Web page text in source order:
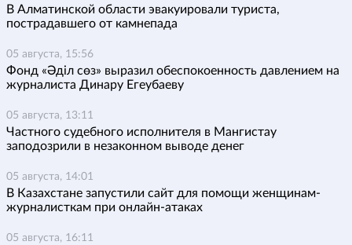
В Алматинской области эвакуировали туриста,
пострадавшего от камнепада
05 августа, 15:56
Фонд «Әділ сөз» выразил обеспокоенность давлением на
журналиста Динару Егеубаеву
05 августа, 13:11
Частного судебного исполнителя в Мангистау
заподозрили в незаконном выводе денег
05 августа, 14:01
В Казахстане запустили сайт для помощи женщинам-
журналисткам при онлайн-атаках
05 августа, 16:11